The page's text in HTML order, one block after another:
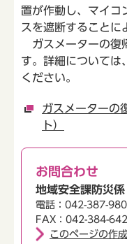
置が作動し、マイコ
スを遮断することに
ガスメーターの復
す。詳細については
ください。
ガスメーターの
ト）
お問合わせ
地域安全課防災係
電話：042-387-
FAX：042-384-
このページの作